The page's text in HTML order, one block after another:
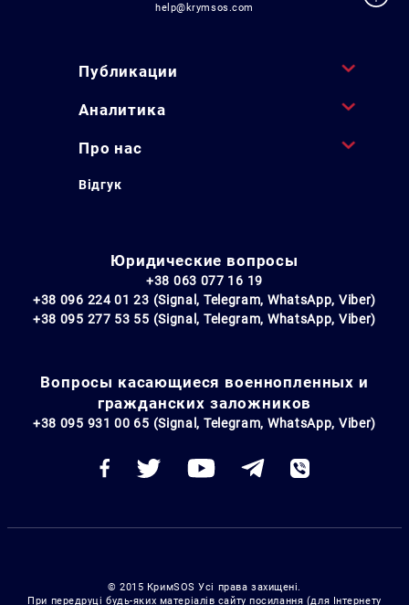
help@krymsos.com
Публикации
Аналитика
Про нас
Відгук
Юридические вопросы
+38 063 077 16 19
+38 096 224 01 23 (Signal, Telegram, WhatsApp, Viber)
+38 095 277 53 55 (Signal, Telegram, WhatsApp, Viber)
Вопросы касающиеся военнопленных и
гражданских заложников
+38 095 931 00 65 (Signal, Telegram, WhatsApp, Viber)
© 2015 КримSOS Усі права захищені.
При передруці будь-яких матеріалів сайту посилання (для Інтернету